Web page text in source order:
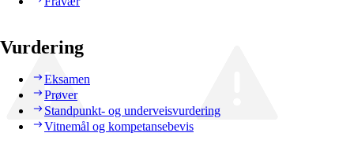
Vurdering
Eksamen
Prøver
Standpunkt- og underveisvurdering
Vitnemål og kompetansebevis